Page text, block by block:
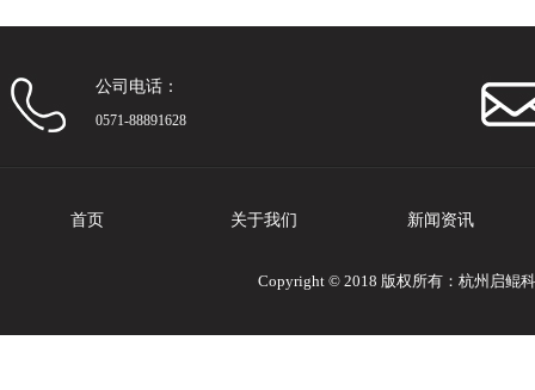
公司电话：
0571-88891628
首页 关于我们 新闻资讯
Copyright © 2018 版权所有：杭州启鲲